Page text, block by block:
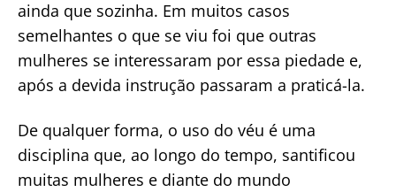
ainda que sozinha. Em muitos casos
semelhantes o que se viu foi que outras
mulheres se interessaram por essa piedade e,
após a devida instrução passaram a praticá-la.
De qualquer forma, o uso do véu é uma
disciplina que, ao longo do tempo, santificou
muitas mulheres e diante do mundo